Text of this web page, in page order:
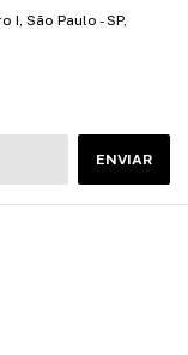
I, São Paulo - SP,